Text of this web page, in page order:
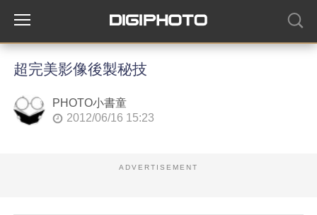
超完美影像後製秘技
PHOTO小書童
2012/06/16 15:23
ADVERTISEMENT